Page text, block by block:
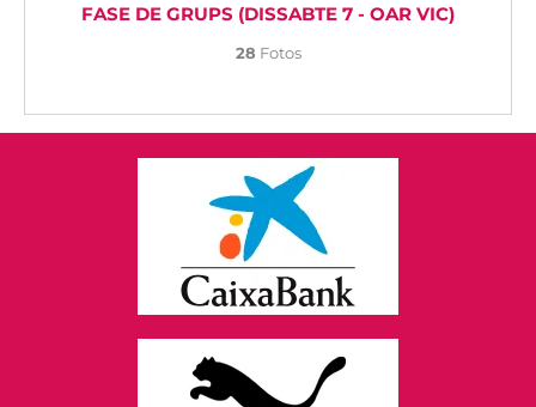
FASE DE GRUPS (DISSABTE 7 - OAR VIC)
28 Fotos